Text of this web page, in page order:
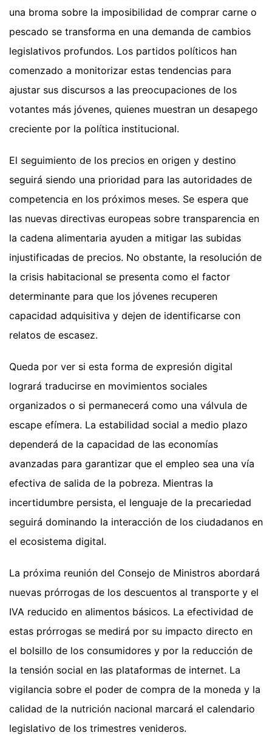
una broma sobre la imposibilidad de comprar carne o
pescado se transforma en una demanda de cambios
legislativos profundos. Los partidos políticos han
comenzado a monitorizar estas tendencias para
ajustar sus discursos a las preocupaciones de los
votantes más jóvenes, quienes muestran un desapego
creciente por la política institucional.
El seguimiento de los precios en origen y destino
seguirá siendo una prioridad para las autoridades de
competencia en los próximos meses. Se espera que
las nuevas directivas europeas sobre transparencia en
la cadena alimentaria ayuden a mitigar las subidas
injustificadas de precios. No obstante, la resolución de
la crisis habitacional se presenta como el factor
determinante para que los jóvenes recuperen
capacidad adquisitiva y dejen de identificarse con
relatos de escasez.
Queda por ver si esta forma de expresión digital
logrará traducirse en movimientos sociales
organizados o si permanecerá como una válvula de
escape efímera. La estabilidad social a medio plazo
dependerá de la capacidad de las economías
avanzadas para garantizar que el empleo sea una vía
efectiva de salida de la pobreza. Mientras la
incertidumbre persista, el lenguaje de la precariedad
seguirá dominando la interacción de los ciudadanos en
el ecosistema digital.
La próxima reunión del Consejo de Ministros abordará
nuevas prórrogas de los descuentos al transporte y el
IVA reducido en alimentos básicos. La efectividad de
estas prórrogas se medirá por su impacto directo en
el bolsillo de los consumidores y por la reducción de
la tensión social en las plataformas de internet. La
vigilancia sobre el poder de compra de la moneda y la
calidad de la nutrición nacional marcará el calendario
legislativo de los trimestres venideros.